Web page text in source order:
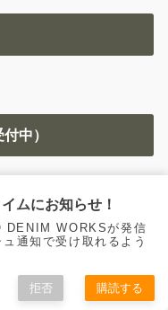
中）
カレンダーの表示
ムにお知らせ！
DENIM WORKSが発信
通知で受け取れるよう
拒否 購読する